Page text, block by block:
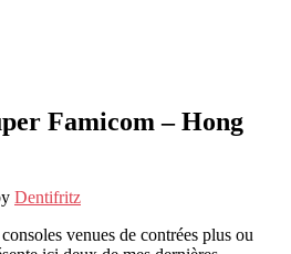
Famicom – Hong
Dentifritz
venues de contrées plus ou